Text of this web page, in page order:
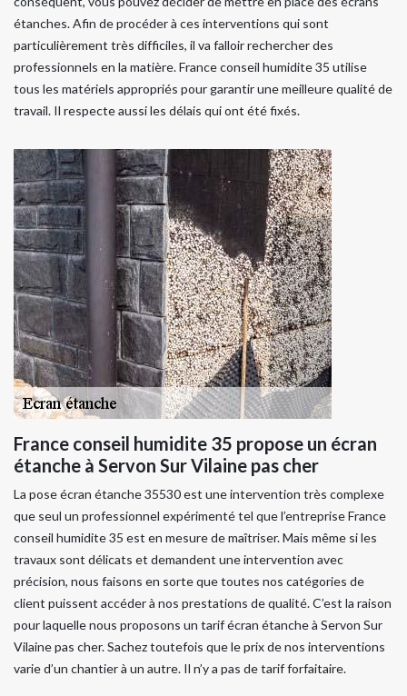
étanches. Afin de procéder à ces interventions qui sont
particulièrement très difficiles, il va falloir rechercher des
professionnels en la matière. France conseil humidite 35 utilise
tous les matériels appropriés pour garantir une meilleure qualité de
travail. Il respecte aussi les délais qui ont été fixés.
France conseil humidite 35 propose un écran
étanche à Servon Sur Vilaine pas cher
La pose écran étanche 35530 est une intervention très complexe
que seul un professionnel expérimenté tel que l’entreprise France
conseil humidite 35 est en mesure de maîtriser. Mais même si les
travaux sont délicats et demandent une intervention avec
précision, nous faisons en sorte que toutes nos catégories de
client puissent accéder à nos prestations de qualité. C’est la raison
pour laquelle nous proposons un tarif écran étanche à Servon Sur
Vilaine pas cher. Sachez toutefois que le prix de nos interventions
varie d’un chantier à un autre. Il n’y a pas de tarif forfaitaire.